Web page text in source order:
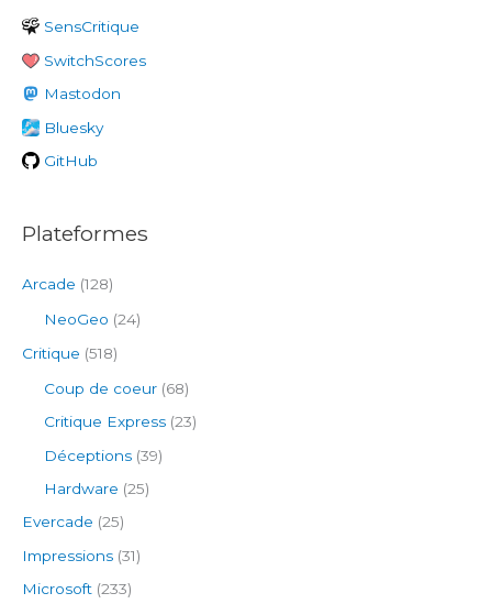
r
c
h
e
r
SensCritique
SwitchScores
Mastodon
Bluesky
GitHub
Plateformes
Arcade (128)
NeoGeo (24)
Critique (518)
Coup de coeur (68)
Critique Express (23)
Déceptions (39)
Hardware (25)
Evercade (25)
Impressions (31)
Microsoft (233)